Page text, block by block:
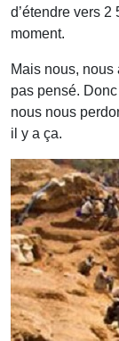
d’étendre vers 2
moment.
Mais nous, nous
pas pensé.
nous nous
il y a ça.